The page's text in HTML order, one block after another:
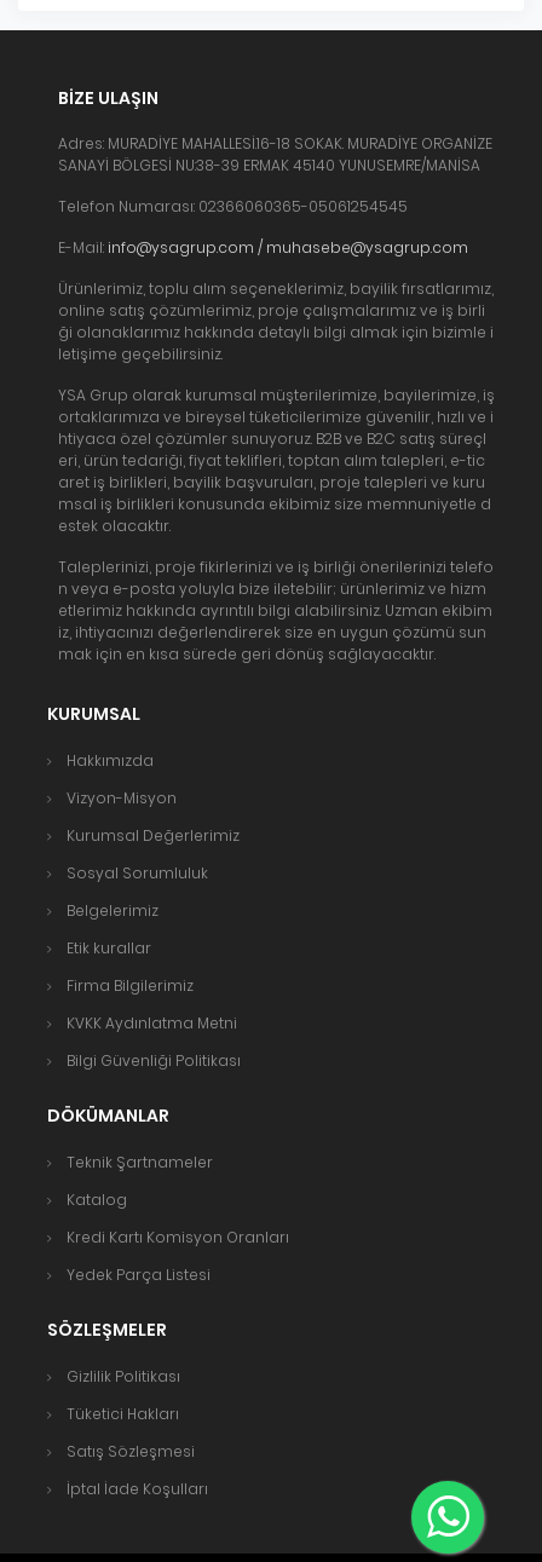
BIZE ULAŞIN
Adres: MURADİYE MAHALLESİ.16-18 SOKAK. MURADİYE ORGANİZE
SANAYİ BÖLGESİ NU:38-39 ERMAK 45140 YUNUSEMRE/MANİSA
Telefon Numarası: 02366060365-05061254545
E-Mail: info@ysagrup.com / muhasebe@ysagrup.com
Ürünlerimiz, toplu alım seçeneklerimiz, bayilik fırsatlarımız,
online satış çözümlerimiz, proje çalışmalarımız ve iş birli
ği olanaklarımız hakkında detaylı bilgi almak için bizimle i
letişime geçebilirsiniz.
YSA Grup olarak kurumsal müşterilerimize, bayilerimize, iş
ortaklarımıza ve bireysel tüketicilerimize güvenilir, hızlı ve i
htiyaca özel çözümler sunuyoruz. B2B ve B2C satış süreçl
eri, ürün tedariği, fiyat teklifleri, toptan alım talepleri, e-tic
aret iş birlikleri, bayilik başvuruları, proje talepleri ve kuru
msal iş birlikleri konusunda ekibimiz size memnuniyetle d
estek olacaktır.
Taleplerinizi, proje fikirlerinizi ve iş birliği önerilerinizi telefo
n veya e-posta yoluyla bize iletebilir; ürünlerimiz ve hizm
etlerimiz hakkında ayrıntılı bilgi alabilirsiniz. Uzman ekibim
iz, ihtiyacınızı değerlendirerek size en uygun çözümü sun
mak için en kısa sürede geri dönüş sağlayacaktır.
KURUMSAL
Hakkımızda
Vizyon-Misyon
Kurumsal Değerlerimiz
Sosyal Sorumluluk
Belgelerimiz
Etik kurallar
Firma Bilgilerimiz
KVKK Aydınlatma Metni
Bilgi Güvenliği Politikası
DÖKÜMANLAR
Teknik Şartnameler
Katalog
Kredi Kartı Komisyon Oranları
Yedek Parça Listesi
SÖZLEŞMELER
Gizlilik Politikası
Tüketici Hakları
Satış Sözleşmesi
İptal İade Koşulları